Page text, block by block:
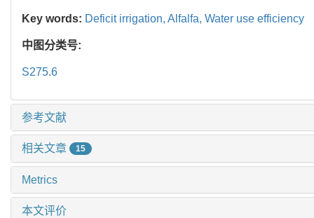
Key words: Deficit irrigation, Alfalfa, Water use efficiency
中图分类号:
S275.6
参考文献
相关文章 15
Metrics
本文评价